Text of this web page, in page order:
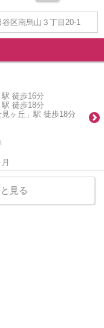
区南烏山３丁目20-1
徒歩16分
徒歩18分
ヶ丘」駅 徒歩18分
見る